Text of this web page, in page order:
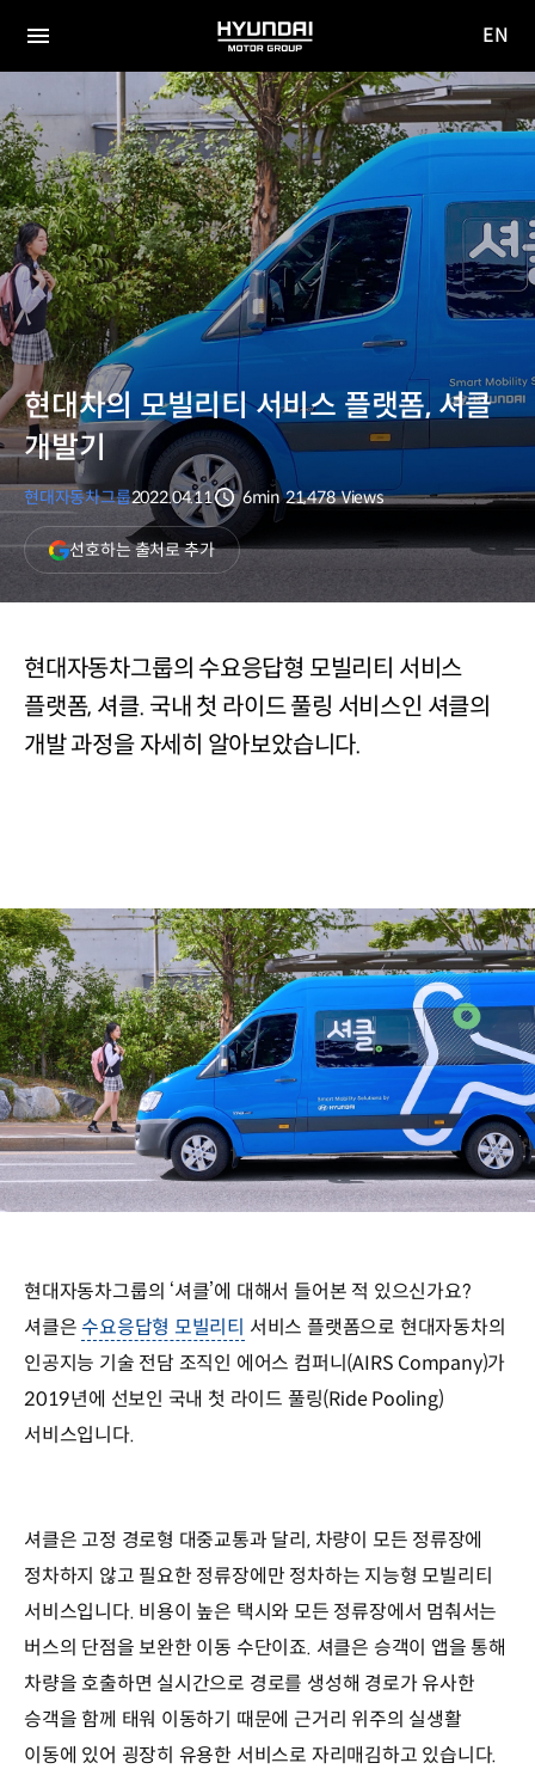
전체
메뉴
HYUNDAI
MOTOR
GROUP
사이
이동
EN
현대차의 모빌리티 서비스 플랫폼, 셔클
개발기
현대자동차그룹2022.04.11
6min
조회수
21,478 Views
선호하는 출처로 추가(새
창
열림)
현대자동차그룹의 수요응답형 모빌리티 서비스
플랫폼, 셔클. 국내 첫 라이드 풀링 서비스인 셔클의
개발 과정을 자세히 알아보았습니다.
현대자동차그룹의 ‘셔클’에 대해서 들어본 적 있으신가요?
셔클은수요응답형 모빌리티 서비스 플랫폼으로 현대자동차의
인공지능 기술 전담 조직인 에어스 컴퍼니(AIRS Company)가
2019년에 선보인 국내 첫 라이드 풀링(Ride Pooling)
서비스입니다.
셔클은 고정 경로형 대중교통과 달리, 차량이 모든 정류장에
정차하지 않고 필요한 정류장에만 정차하는 지능형 모빌리티
서비스입니다. 비용이 높은 택시와 모든 정류장에서 멈춰서는
버스의 단점을 보완한 이동 수단이죠. 셔클은 승객이 앱을 통해
차량을 호출하면 실시간으로 경로를 생성해 경로가 유사한
승객을 함께 태워 이동하기 때문에 근거리 위주의 실생활
이동에 있어 굉장히 유용한 서비스로 자리매김하고 있습니다.